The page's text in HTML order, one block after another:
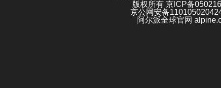
版权所有 京ICP备
京公网安备
阿尔派全球官网